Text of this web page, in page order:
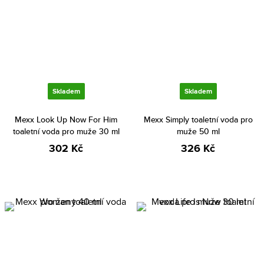
Skladem
Mexx Look Up Now For Him
toaletní voda pro muže 30 ml
302 Kč
Skladem
Mexx Simply toaletní voda pro
muže 50 ml
326 Kč